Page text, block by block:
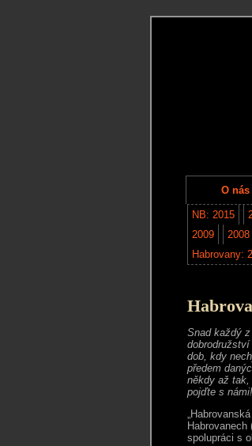
O nás
NB: 2015
2009
2008
Habrovany:
Snad každý
dob, kdy
předem
někdy až
pojďte s námi!
Habrovanech
spolupráci s